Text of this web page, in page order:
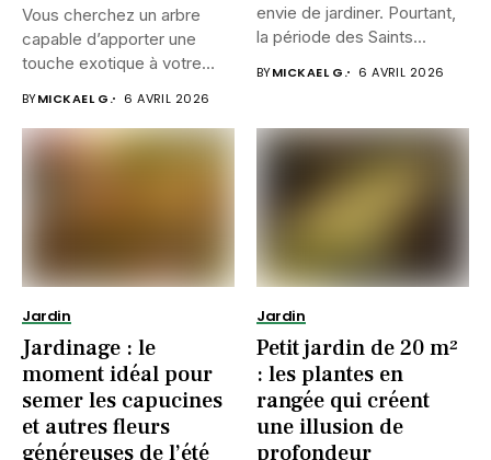
Vous cherchez un arbre
capable d’apporter une
touche exotique à votre
BYMICKAEL G. 6 AVRIL 2026
envie de jardiner. Pourtant,
la période des Saints...
BYMICKAEL G. 6 AVRIL 2026
Jardin
Jardinage : le
moment idéal pour
semer les capucines
et autres fleurs
généreuses de l’été
Jardin
Petit jardin de 20 m²
: les plantes en
rangée qui créent
une illusion de
profondeur